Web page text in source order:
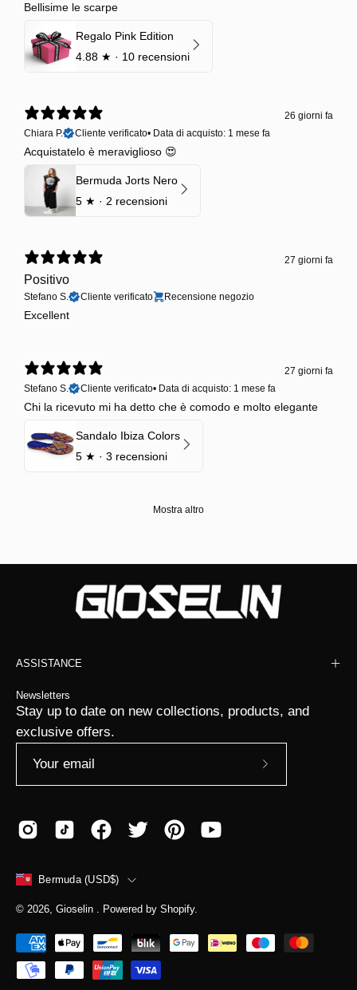
Bellisime le scarpe
Regalo Pink Edition
4.88 ★ · 10 recensioni
26 giorni fa
Chiara P.
Cliente verificato• Data di acquisto: 1 mese fa
Acquistatelo è meraviglioso 😍
Bermuda Jorts Nero
5 ★ · 2 recensioni
27 giorni fa
Positivo
Stefano S. Cliente verificato Recensione negozio
Excellent
27 giorni fa
Stefano S.
Cliente verificato• Data di acquisto: 1 mese fa
Chi la ricevuto mi ha detto che è comodo e molto elegante
Sandalo Ibiza Colors
5 ★ · 3 recensioni
Mostra altro
ASSISTANCE
Newsletters
Stay up to date on new collections, products, and
exclusive offers.
COUNTRY
Bermuda (USD$)
© 2026, Gioselin . Powered by Shopify.